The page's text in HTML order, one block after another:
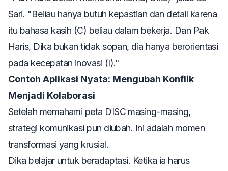
Sari. "Beliau hanya butuh kepastian dan detail karena
itu bahasa kasih (C) beliau dalam bekerja. Dan Pak
Haris, Dika bukan tidak sopan, dia hanya berorientasi
pada kecepatan inovasi (I)."
Contoh Aplikasi Nyata: Mengubah Konflik
Menjadi Kolaborasi
Setelah memahami peta DISC masing-masing,
strategi komunikasi pun diubah. Ini adalah momen
transformasi yang krusial.
Dika belajar untuk beradaptasi. Ketika ia harus